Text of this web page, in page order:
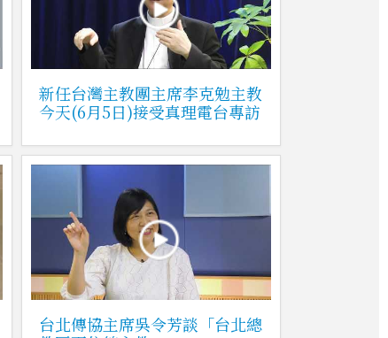
新任台灣主教團主席李克勉主教
今天(6月5日)接受真理電台專訪
台北傳協主席吳令芳談「台北總